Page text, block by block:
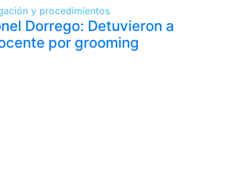
y procedimientos
Dorrego: Detuvieron a
por grooming